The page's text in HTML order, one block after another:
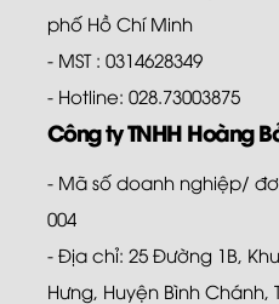
phố Hồ Chí Minh
- MST : 0314628349
- Hotline: 028.73003875
Công ty TNHH Hoàng
- Mã số doanh nghiệp/
004
- Địa chỉ: 25 Đường 1B,
Hưng, Huyện Bình Chánh,